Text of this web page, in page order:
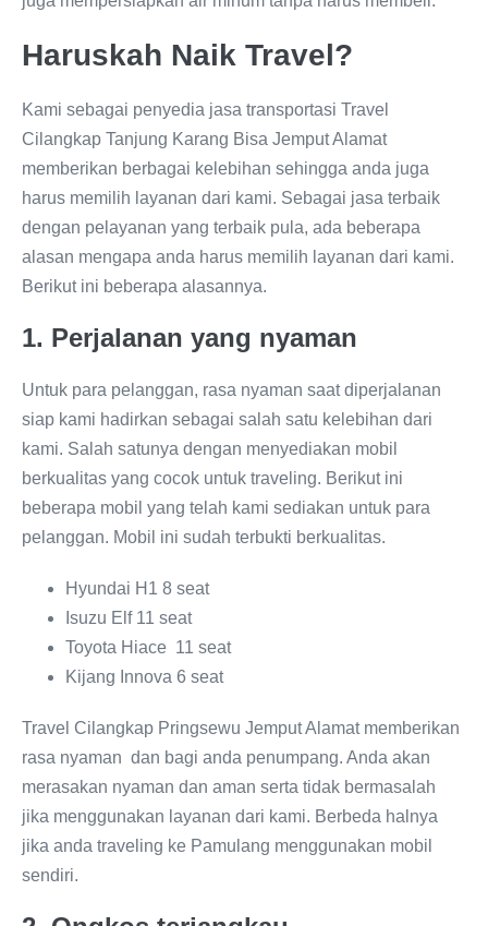
Haruskah Naik Travel?
Kami sebagai penyedia jasa transportasi Travel
Cilangkap Tanjung Karang Bisa Jemput Alamat
memberikan berbagai kelebihan sehingga anda juga
harus memilih layanan dari kami. Sebagai jasa terbaik
dengan pelayanan yang terbaik pula, ada beberapa
alasan mengapa anda harus memilih layanan dari kami.
Berikut ini beberapa alasannya.
1. Perjalanan yang nyaman
Untuk para pelanggan, rasa nyaman saat diperjalanan
siap kami hadirkan sebagai salah satu kelebihan dari
kami. Salah satunya dengan menyediakan mobil
berkualitas yang cocok untuk traveling. Berikut ini
beberapa mobil yang telah kami sediakan untuk para
pelanggan. Mobil ini sudah terbukti berkualitas.
Hyundai H1 8 seat
Isuzu Elf 11 seat
Toyota Hiace 11 seat
Kijang Innova 6 seat
Travel Cilangkap Pringsewu Jemput Alamat memberikan
rasa nyaman dan bagi anda penumpang. Anda akan
merasakan nyaman dan aman serta tidak bermasalah
jika menggunakan layanan dari kami. Berbeda halnya
jika anda traveling ke Pamulang menggunakan mobil
sendiri.